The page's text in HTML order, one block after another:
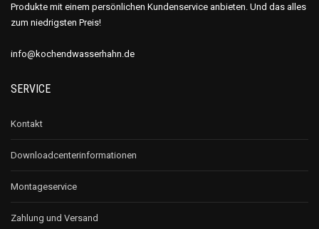
Produkte mit einem persönlichen Kundenservice anbieten. Und das alles
zum niedrigsten Preis!
info@kochendwasserhahn.de
SERVICE
Kontakt
Downloadcenterinformationen
Montageservice
Zahlung und Versand